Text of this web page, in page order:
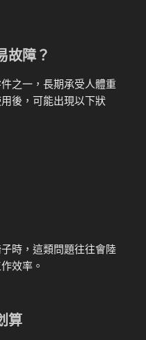
故障？
之一，長期承受人體重
後，可能出現以下狀
時，這類問題往往會陸
效率。
算